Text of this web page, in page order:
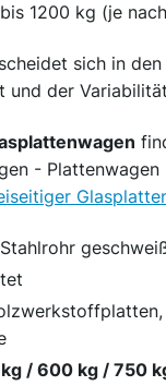
1200 kg (je
sich in
und der
- Plattenwagen
/ 600 kg / 750